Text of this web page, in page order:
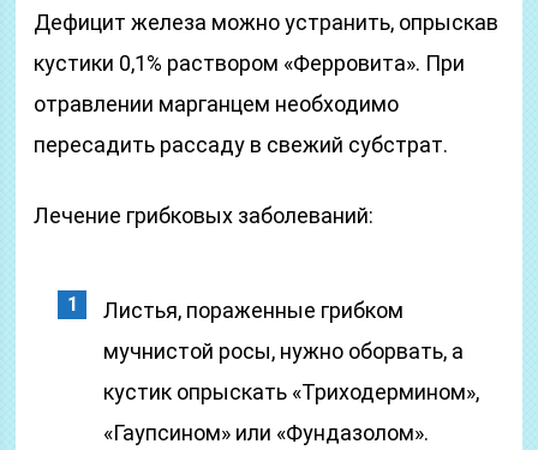
Дефицит железа можно устранить, опрыскав
кустики 0,1% раствором «Ферровита». При
отравлении марганцем необходимо
пересадить рассаду в свежий субстрат.
Лечение грибковых заболеваний:
Листья, пораженные грибком
мучнистой росы, нужно оборвать, а
кустик опрыскать «Триходермином»,
«Гаупсином» или «Фундазолом».